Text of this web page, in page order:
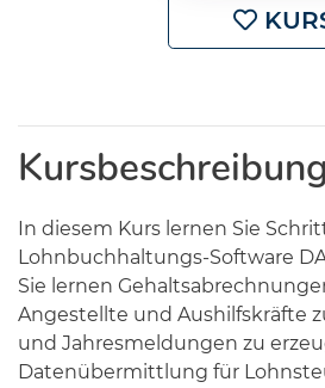
Kursbeschreibung
In diesem Kurs lernen Sie
Lohnbuchhaltungs-Software
Sie lernen
Angestellte und Aushilfskräfte
und Jahresmeldungen zu
Datenübermittlung für